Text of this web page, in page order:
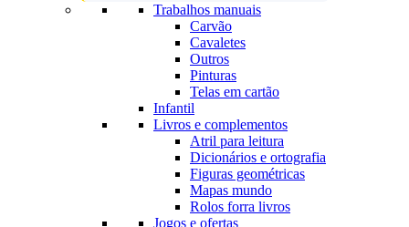
Trabalhos manuais
Carvão
Cavaletes
Outros
Pinturas
Telas em cartão
Infantil
Livros e complementos
Atril para leitura
Dicionários e ortografia
Figuras geométricas
Mapas mundo
Rolos forra livros
Jogos e ofertas